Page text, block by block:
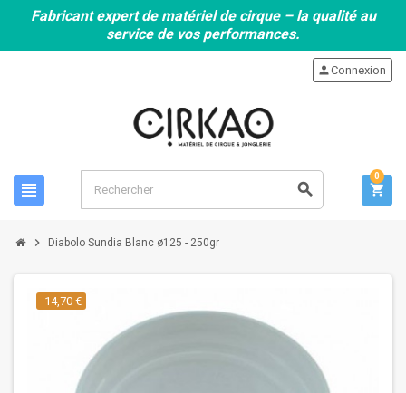
Fabricant expert de matériel de cirque – la qualité au
service de vos performances.
view_headline search
personConnexion
shopping_cart
0
chevron_right Diabolo Sundia Blanc ø125 - 250gr
-14,70 €